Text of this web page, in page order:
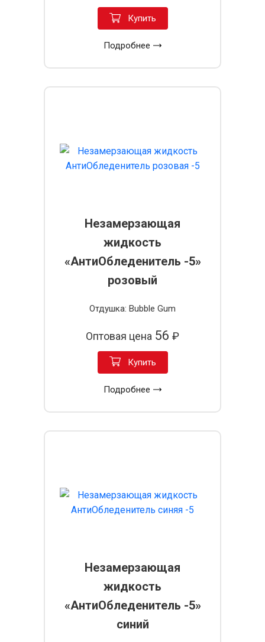
Купить
Подробнее
Незамерзающая
жидкость
«АнтиОбледенитель -5»
розовый
Отдушка: Bubble Gum
Оптовая цена 56 ₽
Купить
Подробнее
Незамерзающая
жидкость
«АнтиОбледенитель -5»
синий